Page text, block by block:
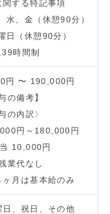
関する特記事項
水、金（休憩90分）
日（休憩90分）
39時間制
円 〜 190,000円
の備考】
の内訳〉
円～180,000円
10,000円
業代なし
月は基本給のみ
日、祝日、その他